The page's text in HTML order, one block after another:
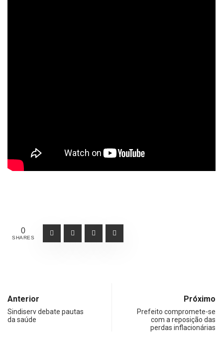
0
SHARES
Anterior
Sindiserv debate pautas
da saúde
Próximo
Prefeito compromete-se
com a reposição das
perdas inflacionárias